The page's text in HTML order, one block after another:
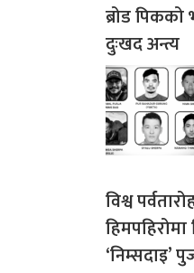
ब्रोड
दुःखद अन्त्य
विश्व
हिमपहिरोमा
‘निम्सदाइ’